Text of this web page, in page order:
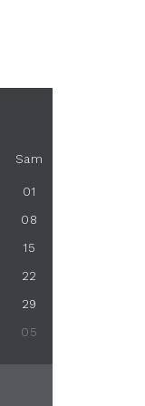
Sam
01
08
15
22
29
05